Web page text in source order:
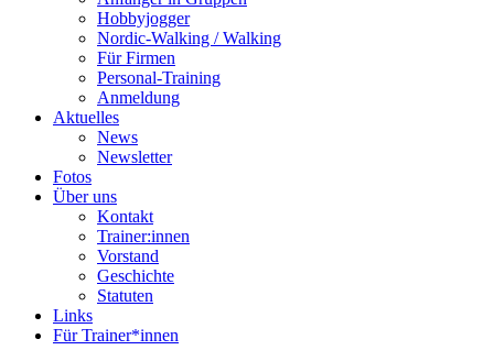
Hobbyjogger
Nordic-Walking / Walking
Für Firmen
Personal-Training
Anmeldung
Aktuelles
News
Newsletter
Fotos
Über uns
Kontakt
Trainer:innen
Vorstand
Geschichte
Statuten
Links
Für Trainer*innen